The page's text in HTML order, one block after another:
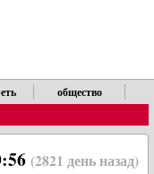
общество
(2821 день назад)